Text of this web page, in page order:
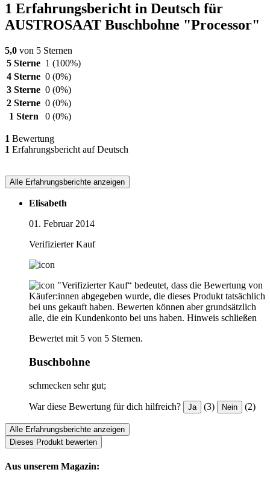
1 Erfahrungsbericht in Deutsch für
AUSTROSAAT Buschbohne "Processor"
5,0 von 5 Sternen
5 Sterne 1 (100%)
4 Sterne 0 (0%)
3 Sterne 0 (0%)
2 Sterne 0 (0%)
1 Stern
0 (0%)
1 Bewertung
1 Erfahrungsbericht auf Deutsch
Alle Erfahrungsberichte anzeigen
Elisabeth
01. Februar 2014
Verifizierter Kauf
"Verifizierter Kauf“ bedeutet, dass die Bewertung von
Käufer:innen abgegeben wurde, die dieses Produkt tatsächlich
bei uns gekauft haben. Bewerten können aber grundsätzlich
alle, die ein Kundenkonto bei uns haben. Hinweis schließen
Bewertet mit 5 von 5 Sternen.
Buschbohne
schmecken sehr gut;
War diese Bewertung für dich hilfreich? Ja (3) Nein (2)
Alle Erfahrungsberichte anzeigen
Dieses Produkt bewerten
Aus unserem Magazin: